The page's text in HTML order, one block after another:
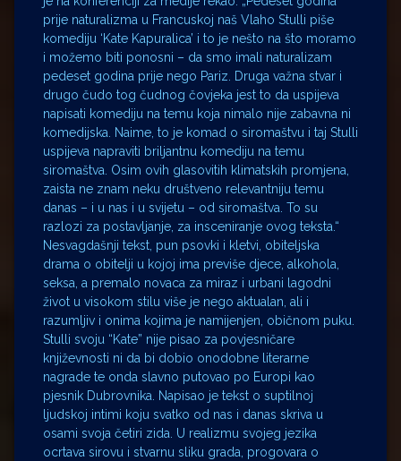
prije naturalizma u Francuskoj naš Vlaho Stulli piše
komediju ‘Kate Kapuralica’ i to je nešto na što moramo
i možemo biti ponosni – da smo imali naturalizam
pedeset godina prije nego Pariz. Druga važna stvar i
drugo čudo tog čudnog čovjeka jest to da uspijeva
napisati komediju na temu koja nimalo nije zabavna ni
komedijska. Naime, to je komad o siromaštvu i taj Stulli
uspijeva napraviti briljantnu komediju na temu
siromaštva. Osim ovih glasovitih klimatskih promjena,
zaista ne znam neku društveno relevantniju temu
danas – i u nas i u svijetu – od siromaštva. To su
razlozi za postavljanje, za insceniranje ovog teksta.“
Nesvagdašnji tekst, pun psovki i kletvi, obiteljska
drama o obitelji u kojoj ima previše djece, alkohola,
seksa, a premalo novaca za miraz i urbani lagodni
život u visokom stilu više je nego aktualan, ali i
razumljiv i onima kojima je namijenjen, običnom puku.
Stulli svoju “Kate” nije pisao za povjesničare
književnosti ni da bi dobio onodobne literarne
nagrade te onda slavno putovao po Europi kao
pjesnik Dubrovnika. Napisao je tekst o suptilnoj
ljudskoj intimi koju svatko od nas i danas skriva u
osami svoja četiri zida. U realizmu svojeg jezika
ocrtava sirovu i stvarnu sliku grada, progovara o